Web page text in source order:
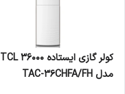
کولر گازی ایستاده TCL 36000
مدل TAC-36CHFA/FH